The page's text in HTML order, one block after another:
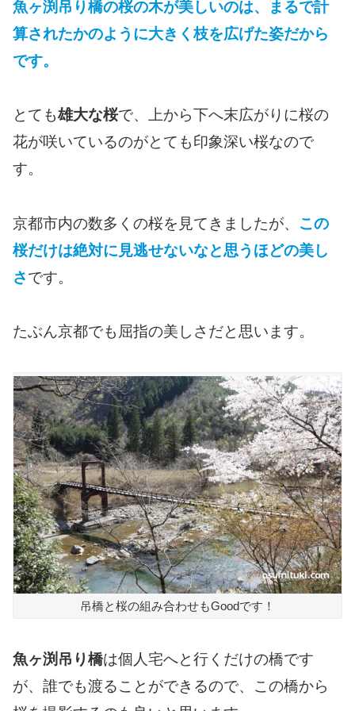
魚ヶ渕吊り橋の桜の木が美しいのは、まるで計
算されたかのように大きく枝を広げた姿だから
です。
とても雄大な桜で、上から下へ末広がりに桜の
花が咲いているのがとても印象深い桜なので
す。
京都市内の数多くの桜を見てきましたが、 この
桜だけは絶対に見逃せないなと思うほどの美し
さです。
たぶん京都でも屈指の美しさだと思います。
吊橋と桜の組み合わせもGoodです！
魚ヶ渕吊り橋は個人宅へと行くだけの橋です
が、誰でも渡ることができるので、この橋から